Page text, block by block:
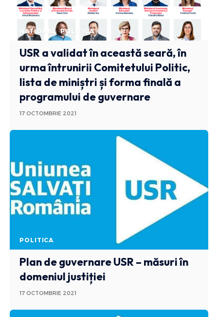
NATIONAL POLITICA
USR a validat în această seară, în
urma întrunirii Comitetului Politic,
lista de miniștri și forma finală a
programului de guvernare
17 OCTOMBRIE 2021
POLITICA
Plan de guvernare USR – măsuri în
domeniul justiției
17 OCTOMBRIE 2021